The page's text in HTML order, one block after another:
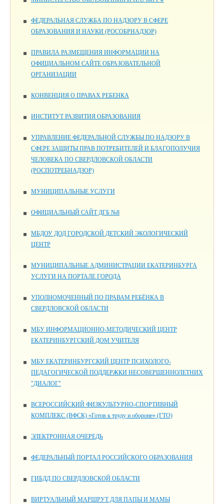
ФЕДЕРАЛЬНАЯ СЛУЖБА ПО НАДЗОРУ В СФЕРЕ
ОБРАЗОВАНИЯ И НАУКИ (РОСОБРНАДЗОР)
ПРАВИЛА РАЗМЕЩЕНИЯ ИНФОРМАЦИИ НА
ОФИЦИАЛЬНОМ САЙТЕ ОБРАЗОВАТЕЛЬНОЙ
ОРГАНИЗАЦИИ
КОНВЕНЦИЯ О ПРАВАХ РЕБЕНКА
ИНСТИТУТ РАЗВИТИЯ ОБРАЗОВАНИЯ
УПРАВЛЕНИЕ ФЕДЕРАЛЬНОЙ СЛУЖБЫ ПО НАДЗОРУ В
СФЕРЕ ЗАЩИТЫ ПРАВ ПОТРЕБИТЕЛЕЙ И БЛАГОПОЛУЧИЯ
ЧЕЛОВЕКА ПО СВЕРДЛОВСКОЙ ОБЛАСТИ
(РОСПОТРЕБНАДЗОР)
МУНИЦИПАЛЬНЫЕ УСЛУГИ
ОФИЦИАЛЬНЫЙ САЙТ ДГБ №8
МБДОУ ДОД ГОРОДСКОЙ ДЕТСКИЙ ЭКОЛОГИЧЕСКИЙ
ЦЕНТР
МУНИЦИПАЛЬНЫЕ АДМИНИСТРАЦИИ ЕКАТЕРИНБУРГА
УСЛУГИ НА ПОРТАЛЕ ГОРОДА
УПОЛНОМОЧЕННЫЙ ПО ПРАВАМ РЕБЁНКА В
СВЕРДЛОВСКОЙ ОБЛАСТИ
МБУ ИНФОРМАЦИОННО-МЕТОДИЧЕСКИЙ ЦЕНТР
ЕКАТЕРИНБУРГСКИЙ ДОМ УЧИТЕЛЯ
МБУ ЕКАТЕРИНБУРГСКИЙ ЦЕНТР ПСИХОЛОГО-
ПЕДАГОГИЧЕСКОЙ ПОДДЕРЖКИ НЕСОВЕРШЕННОЛЕТНИХ
"ДИАЛОГ"
ВСЕРОССИЙСКИЙ ФИЗКУЛЬТУРНО-СПОРТИВНЫЙ
КОМПЛЕКС (ВФСК) «Готов к труду и обороне» (ГТО)
ЭЛЕКТРОННАЯ ОЧЕРЕДЬ
ФЕДЕРАЛЬНЫЙ ПОРТАЛ РОССИЙСКОГО ОБРАЗОВАНИЯ
ГИБДД ПО СВЕРДЛОВСКОЙ ОБЛАСТИ
ВИРТУАЛЬНЫЙ МАРШРУТ ДЛЯ ПАПЫ И МАМЫ